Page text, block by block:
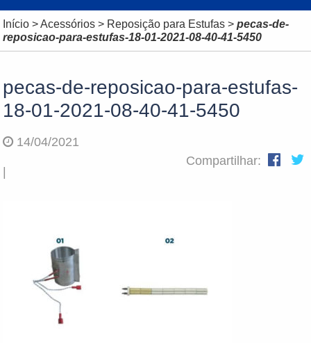
Início>Acessórios> Reposição para Estufas> pecas-de-
reposicao-para-estufas-18-01-2021-08-40-41-5450
pecas-de-reposicao-para-estufas-
18-01-2021-08-40-41-5450
14/04/2021
|
Compartilhar: